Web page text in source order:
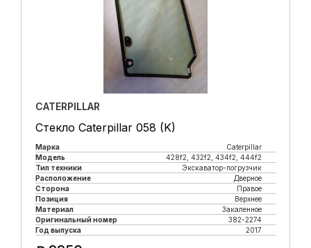
CATERPILLAR
Стекло Caterpillar 058 (K)
Марка
Caterpillar
Модель
428f2, 432f2, 434f2, 444f2
Тип техники
Экскаватор-погрузчик
Расположение
Дверное
Сторона
Правое
Позиция
Верхнее
Материал
Закаленное
Оригинальный номер
382-2274
Год выпуска
2017